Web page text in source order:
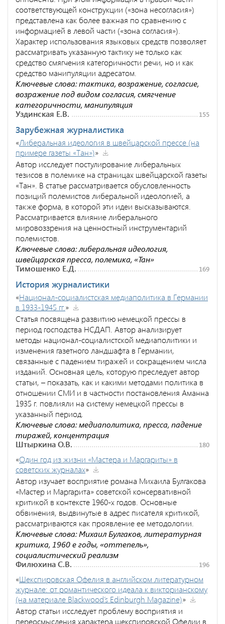
соответствующей конструкции («зона несогласия»)
представлена как более важная по сравнению с
информацией в левой части («зона согласия»).
Характер использования языковых средств позволяет
рассматривать указанную тактику не только как
средство смягчения категоричности речи, но и как
средство манипуляции адресатом.
Ключевые слова: тактика, возражение, согласие,
возражение под видом согласия, смягчение
категоричности, манипуляция
Уздинская Е.В.
155
Зарубежная журналистика
«Либеральная идеология в швейцарской прессе (на
примере газеты «Тан»)»
Автор исследует постулирование либеральных
тезисов в полемике на страницах швейцарской газеты
«Тан». В статье рассматривается обусловленность
позиций полемистов либеральной идеологией, а
также форма, в которой эти идеи высказываются.
Рассматривается влияние либерального
мировоззрения на ценностный инструментарий
полемистов.
Ключевые слова: либеральная идеология,
швейцарская пресса, полемика, «Тан»
Тимошенко Е.Д.
169
История журналистики
«Национал-социалистская медиаполитика в Германии
в 1933-1945 гг.»
Статья посвящена развитию немецкой прессы в
период господства НСДАП. Автор анализирует
методы национал-социалистской медиаполитики и
изменения газетного ландшафта в Германии,
связанные с падением тиражей и сокращением числа
изданий. Основная цель, которую преследует автор
статьи, – показать, как и какими методами политика в
отношении СМИ и в частности постановления Аманна
1935 г. повлияли на систему немецкой прессы в
указанный период.
Ключевые слова: медиаполитика, пресса, падение
тиражей, концентрация
Штыркина О.В.
180
«Один год из жизни «Мастера и Маргариты» в
советских журналах»
Автор изучает восприятие романа Михаила Булгакова
«Мастер и Маргарита» советской консервативной
критикой в контексте 1960-х годов. Основные
обвинения, выдвинутые в адрес писателя критикой,
рассматриваются как проявление ее методологии.
Ключевые слова: Михаил Булгаков, литературная
критика, 1960 е годы, «оттепель»,
социалистический реализм
Филюхина С.В.
196
«Шекспировская Офелия в английском литературном
журнале: от романтического идеала к викторианскому
(на материале Blackwood’s Edinburgh Magazine)»
Автор статьи исследует проблему восприятия и
переосмысления характера шекспировской Офелии в